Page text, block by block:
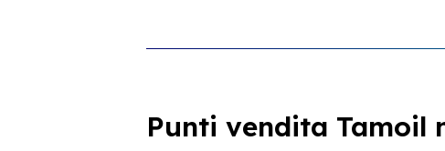
Punti vendita Tamoil